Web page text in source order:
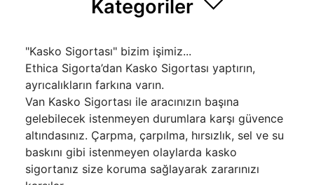
Kategoriler
"Kasko Sigortası" bizim işimiz...
Ethica Sigorta’dan Kasko Sigortası yaptırın,
ayrıcalıkların farkına varın.
Van Kasko Sigortası ile aracınızın başına
gelebilecek istenmeyen durumlara karşı güvence
altındasınız. Çarpma, çarpılma, hırsızlık, sel ve su
baskını gibi istenmeyen olaylarda kasko
sigortanız size koruma sağlayarak zararınızı